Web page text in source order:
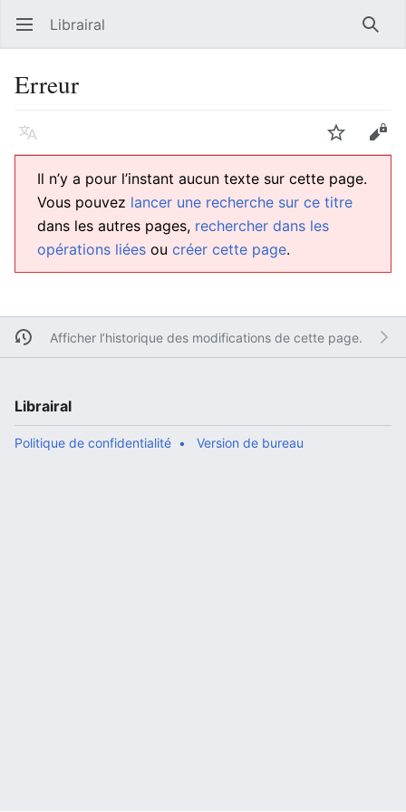
Ouvrir le menu principal Librairal
Erreur
Langue Suivre
Il n’y a pour l’instant aucun texte sur cette page.
Vous pouvez lancer une recherche sur ce titre
dans les autres pages, rechercher dans les
opérations liées ou créer cette page.
Afficher l’historique des modifications de cette page.
Librairal
Politique de confidentialité Version de bureau